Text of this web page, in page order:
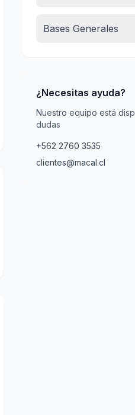
Bases Generales
¿Necesitas ayuda?
Nuestro equipo está
dudas
+562 2760 3535
clientes@macal.cl